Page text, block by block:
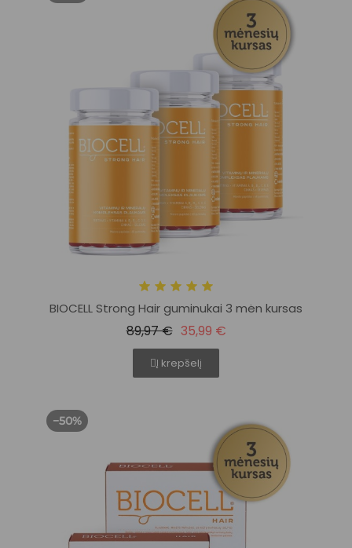
BIOCELL Strong Hair guminukai 3 mėn kursas
89,97 € 35,99 €
Į krepšelį
−50%